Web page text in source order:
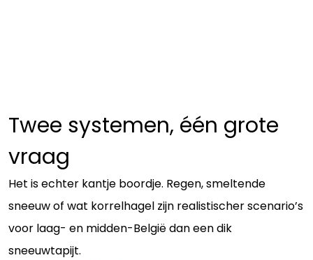
Twee systemen, één grote
vraag
Het is echter kantje boordje. Regen, smeltende
sneeuw of wat korrelhagel zijn realistischer scenario’s
voor laag- en midden-België dan een dik
sneeuwtapijt.